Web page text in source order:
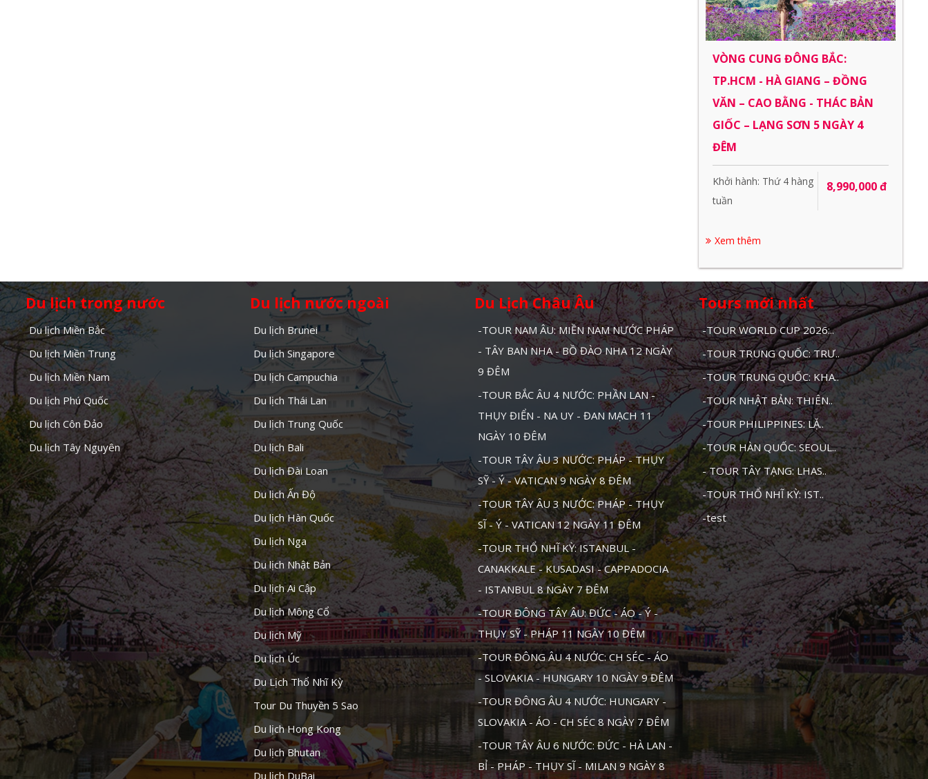
VÒNG CUNG ĐÔNG BẮC:
TP.HCM - HÀ GIANG – ĐỒNG
VĂN – CAO BẰNG - THÁC BẢN
GIỐC – LẠNG SƠN 5 NGÀY 4
ĐÊM
Khởi hành: Thứ 4 hàng
tuần
8,990,000 đ
Xem thêm
Du lịch trong nước
Du lịch Miền Bắc
Du lịch Miền Trung
Du lịch Miền Nam
Du lịch Phú Quốc
Du lịch Côn Đảo
Du lịch Tây Nguyên
Du lịch nước ngoài
Du lịch Brunei
Du lịch Singapore
Du lịch Campuchia
Du lịch Thái Lan
Du lịch Trung Quốc
Du lịch Bali
Du lịch Đài Loan
Du lịch Ấn Độ
Du lịch Hàn Quốc
Du lịch Nga
Du lịch Nhật Bản
Du lịch Ai Cập
Du lịch Mông Cổ
Du lịch Mỹ
Du lịch Úc
Du Lịch Thổ Nhĩ Kỳ
Tour Du Thuyền 5 Sao
Du lịch Hong Kong
Du lịch Bhutan
Du lịch DuBai
Du Lịch Châu Âu
-TOUR NAM ÂU: MIỀN NAM NƯỚC PHÁP
- TÂY BAN NHA - BỒ ĐÀO NHA 12 NGÀY
9 ĐÊM
-TOUR BẮC ÂU 4 NƯỚC: PHẦN LAN -
THỤY ĐIỂN - NA UY - ĐAN MẠCH 11
NGÀY 10 ĐÊM
-TOUR TÂY ÂU 3 NƯỚC: PHÁP - THỤY
SỸ - Ý - VATICAN 9 NGÀY 8 ĐÊM
-TOUR TÂY ÂU 3 NƯỚC: PHÁP - THỤY
SĨ - Ý - VATICAN 12 NGÀY 11 ĐÊM
-TOUR THỔ NHĨ KỲ: ISTANBUL -
CANAKKALE - KUSADASI - CAPPADOCIA
- ISTANBUL 8 NGÀY 7 ĐÊM
-TOUR ĐÔNG TÂY ÂU: ĐỨC - ÁO - Ý -
THỤY SỸ - PHÁP 11 NGÀY 10 ĐÊM
-TOUR ĐÔNG ÂU 4 NƯỚC: CH SÉC - ÁO
- SLOVAKIA - HUNGARY 10 NGÀY 9 ĐÊM
-TOUR ĐÔNG ÂU 4 NƯỚC: HUNGARY -
SLOVAKIA - ÁO - CH SÉC 8 NGÀY 7 ĐÊM
-TOUR TÂY ÂU 6 NƯỚC: ĐỨC - HÀ LAN -
BỈ - PHÁP - THỤY SĨ - MILAN 9 NGÀY 8
Tours mới nhất
-TOUR WORLD CUP 2026:..
-TOUR TRUNG QUỐC: TRƯ..
-TOUR TRUNG QUỐC: KHA..
-TOUR NHẬT BẢN: THIÊN..
-TOUR PHILIPPINES: LẶ..
-TOUR HÀN QUỐC: SEOUL..
- TOUR TÂY TẠNG: LHAS..
-TOUR THỔ NHĨ KỲ: IST..
-test